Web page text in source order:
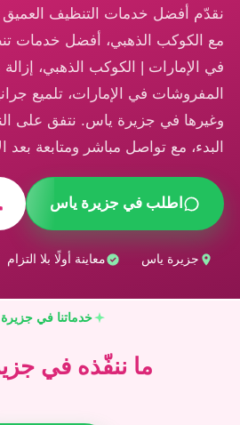
نقدّم أفضل خدمات التنظيف العميق
مع الكوكب الذهبي، أفضل خدمات
في الإمارات | الكوكب الذهبي،
المفروشات في الإمارات، تلميع
وغيرها في جزيرة ياس. نتفق على
البدء، مع تواصل مباشر ومتابعة بعد
اطلب في جزيرة ياس
جزيرة ياس معاينة أولًا بلا التزام
خدماتنا في
ما ننفّذه في